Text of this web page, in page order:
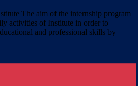
The aim of the internship program
activities of Institute in order to
and professional skills by